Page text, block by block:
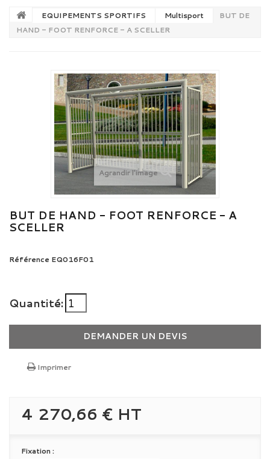
EQUIPEMENTS SPORTIFS Multisport
BUT DE
HAND - FOOT RENFORCE - A SCELLER
Agrandir l'image
BUT DE HAND - FOOT RENFORCE - A
SCELLER
Référence EQ016F01
Quantité:
DEMANDER UN DEVIS
Imprimer
4 270,66 € HT
Fixation :